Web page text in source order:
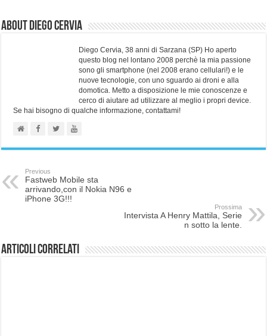
About Diego Cervia
Diego Cervia, 38 anni di Sarzana (SP) Ho aperto
questo blog nel lontano 2008 perchè la mia passione
sono gli smartphone (nel 2008 erano cellulari!) e le
nuove tecnologie, con uno sguardo ai droni e alla
domotica. Metto a disposizione le mie conoscenze e
cerco di aiutare ad utilizzare al meglio i propri device.
Se hai bisogno di qualche informazione, contattami!
Previous
Fastweb Mobile sta
arrivando,con il Nokia N96 e
iPhone 3G!!!
Prossima
Intervista A Henry Mattila, Serie
n sotto la lente.
Articoli correlati